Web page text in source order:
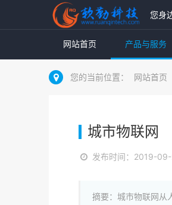
您身
网站首页 产品与服务
您的当前位置： 网站首页
城市物联网
发布时间：2019-
摘要：城市物联网从